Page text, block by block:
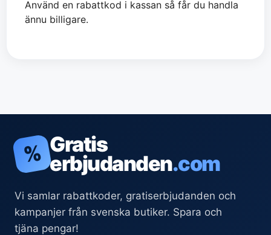
Använd en rabattkod i kassan så får du handla
ännu billigare.
% Gratis
erbjudanden.com
Vi samlar rabattkoder, gratiserbjudanden och
kampanjer från svenska butiker. Spara och
tjäna pengar!